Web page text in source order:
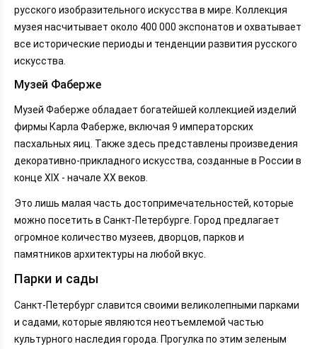
русского изобразительного искусства в мире. Коллекция
музея насчитывает около 400 000 экспонатов и охватывает
все исторические периоды и тенденции развития русского
искусства.
Музей Фаберже
Музей Фаберже обладает богатейшей коллекцией изделий
фирмы Карла Фаберже, включая 9 императорских
пасхальных яиц. Также здесь представлены произведения
декоративно-прикладного искусства, созданные в России в
конце XIX - начале XX веков.
Это лишь малая часть достопримечательностей, которые
можно посетить в Санкт-Петербурге. Город предлагает
огромное количество музеев, дворцов, парков и
памятников архитектуры на любой вкус.
Парки и сады
Санкт-Петербург славится своими великолепными парками
и садами, которые являются неотъемлемой частью
культурного наследия города. Прогулка по этим зеленым